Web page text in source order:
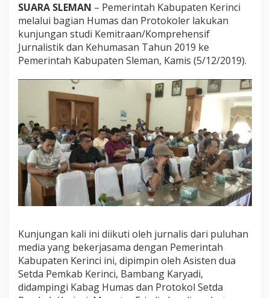
a
H
u
m
a
s
K
n
c
i
L
a
k
u
k
a
S
t
u
d
K
o
SUARA SLEMAN – Pemerintah Kabupaten Kerinci
melalui bagian Humas dan Protokoler lakukan
kunjungan studi Kemitraan/Komprehensif
Jurnalistik dan Kehumasan Tahun 2019 ke
Pemerintah Kabupaten Sleman, Kamis (5/12/2019).
Kunjungan kali ini diikuti oleh jurnalis dari puluhan
media yang bekerjasama dengan Pemerintah
Kabupaten Kerinci ini, dipimpin oleh Asisten dua
Setda Pemkab Kerinci, Bambang Karyadi,
didampingi Kabag Humas dan Protokol Setda